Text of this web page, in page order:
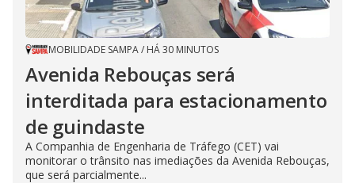
MOBILIDADE SAMPA/ HÁ 30 MINUTOS
Avenida Rebouças será
interditada para estacionamento
de guindaste
A Companhia de Engenharia de Tráfego (CET) vai
monitorar o trânsito nas imediações da Avenida Rebouças,
que será parcialmente...